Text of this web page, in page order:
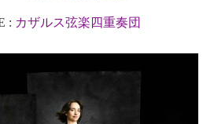
: カザルス弦楽四重奏団